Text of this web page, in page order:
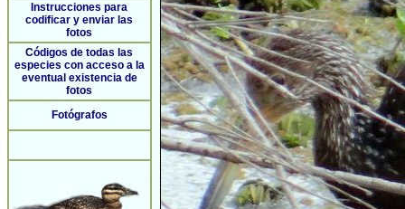
Instrucciones para
codificar y enviar las
fotos
Códigos de todas las
especies con acceso a la
eventual existencia de
fotos
Fotógrafos